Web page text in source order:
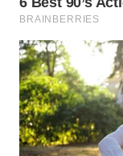
INFRASTRUKTUR
WAHANA
KONSUMEN
WAHANA
LISTRIK